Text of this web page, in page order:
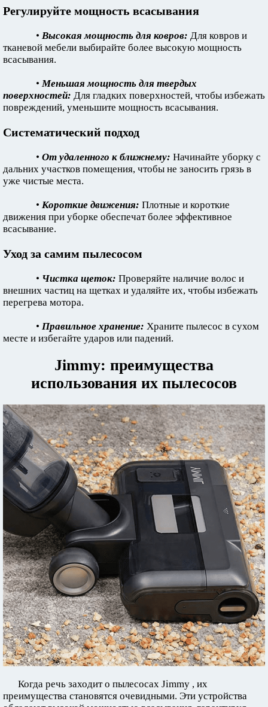
Регулируйте мощность всасывания
• Высокая мощность для ковров: Для ковров и
тканевой мебели выбирайте более высокую мощность
всасывания.
•Меньшая мощность для твердых
поверхностей: Для гладких поверхностей, чтобы избежать
повреждений, уменьшите мощность всасывания.
Систематический подход
• От удаленного к ближнему: Начинайте уборку с
дальних участков помещения, чтобы не заносить грязь в
уже чистые места.
• Короткие движения: Плотные и короткие
движения при уборке обеспечат более эффективное
всасывание.
Уход за самим пылесосом
• Чистка щеток: Проверяйте наличие волос и
внешних частиц на щетках и удаляйте их, чтобы избежать
перегрева мотора.
• Правильное хранение: Храните пылесос в сухом
месте и избегайте ударов или падений.
Jimmy: преимущества
использования их пылесосов
Когда речь заходит о пылесосах Jimmy , их
преимущества становятся очевидными. Эти устройства